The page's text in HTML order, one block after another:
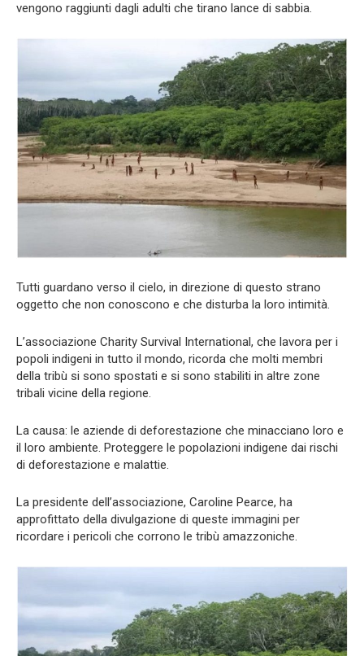
vengono raggiunti dagli adulti che tirano lance di sabbia.
Tutti guardano verso il cielo, in direzione di questo strano
oggetto che non conoscono e che disturba la loro intimità.
L’associazione Charity Survival International, che lavora per i
popoli indigeni in tutto il mondo, ricorda che molti membri
della tribù si sono spostati e si sono stabiliti in altre zone
tribali vicine della regione.
La causa: le aziende di deforestazione che minacciano loro e
il loro ambiente. Proteggere le popolazioni indigene dai rischi
di deforestazione e malattie.
La presidente dell’associazione, Caroline Pearce, ha
approfittato della divulgazione di queste immagini per
ricordare i pericoli che corrono le tribù amazzoniche.